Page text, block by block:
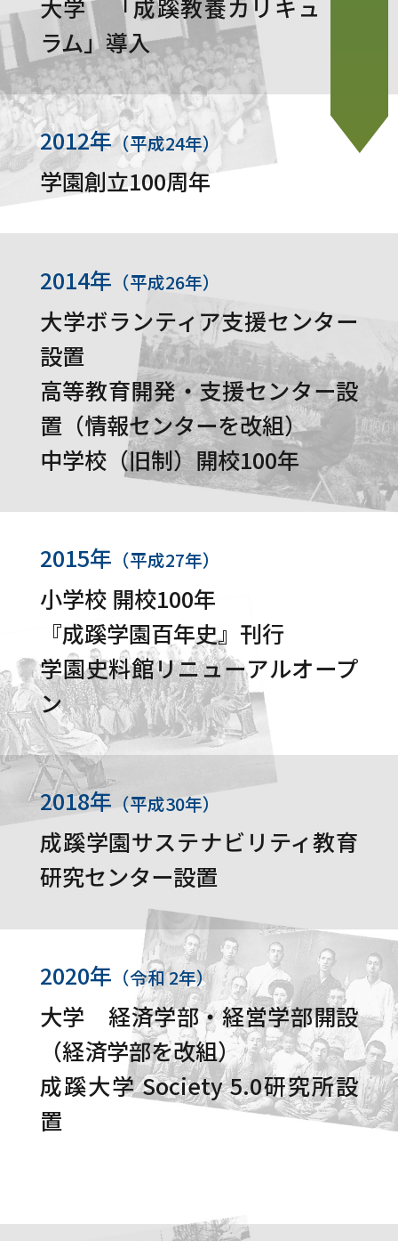
大学 「成蹊教養カリキュ
ラム」導入
2012年（平成24年）
学園創立100周年
2014年 （平成26年）
大学ボランティア支援センター
設置
高等教育開発・支援センター設
置（情報センターを改組）
中学校（旧制）開校100年
2015年 （平成27年）
小学校 開校100年
『成蹊学園百年史』刊行
学園史料館リニューアルオープ
ン
2018年 （平成30年）
成蹊学園サステナビリティ教育
研究センター設置
2020年 （令和 2年）
大学 経済学部・経営学部開設
（経済学部を改組）
成蹊大学 Society 5.0研究所設
置